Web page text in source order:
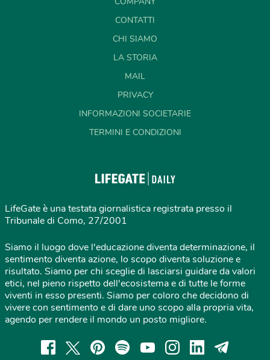
CONTATTI
CHI SIAMO
LA STORIA
MAIL
PRIVACY
INFORMAZIONI SOCIETARIE
TERMINI E CONDIZIONI
LifeGate è una testata giornalistica registrata presso il
Tribunale di Como, 27/2001
Siamo il luogo dove l'educazione diventa determinazione, il
sentimento diventa azione, lo scopo diventa soluzione e
risultato. Siamo per chi sceglie di lasciarsi guidare da valori
etici, nel pieno rispetto dell'ecosistema e di tutte le forme
viventi in esso presenti. Siamo per coloro che decidono di
vivere con sentimento e di dare uno scopo alla propria vita,
agendo per rendere il mondo un posto migliore.